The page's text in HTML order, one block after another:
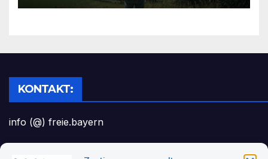
KONTAKT:
info (@) freie.bayern